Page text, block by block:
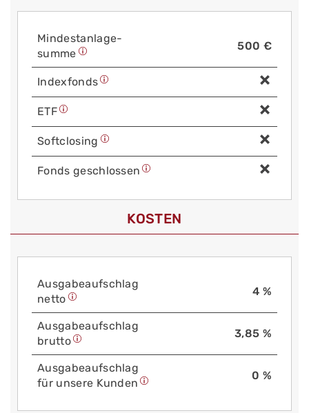
Mindest­anlage­
summe
500 €
Index­fonds
ETF
Soft­closing
Fonds geschlossen
KOSTEN
Aus­gabe­auf­schlag
netto
4 %
Aus­gabe­auf­schlag
brutto
3,85 %
Aus­gabe­auf­schlag
für unsere Kunden
0 %